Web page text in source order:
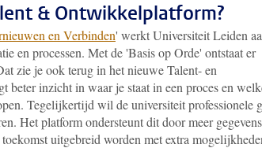
& Ontwikkelplatform?
en Verbinden' werkt Universiteit Leiden
en processen. Met de 'Basis op Orde' ontstaat er
zie je ook terug in het nieuwe Talent- en
beter inzicht in waar je staat in een proces en
Tegelijkertijd wil de universiteit professionele
Het platform ondersteunt dit door meer gegevens
uitgebreid worden met extra